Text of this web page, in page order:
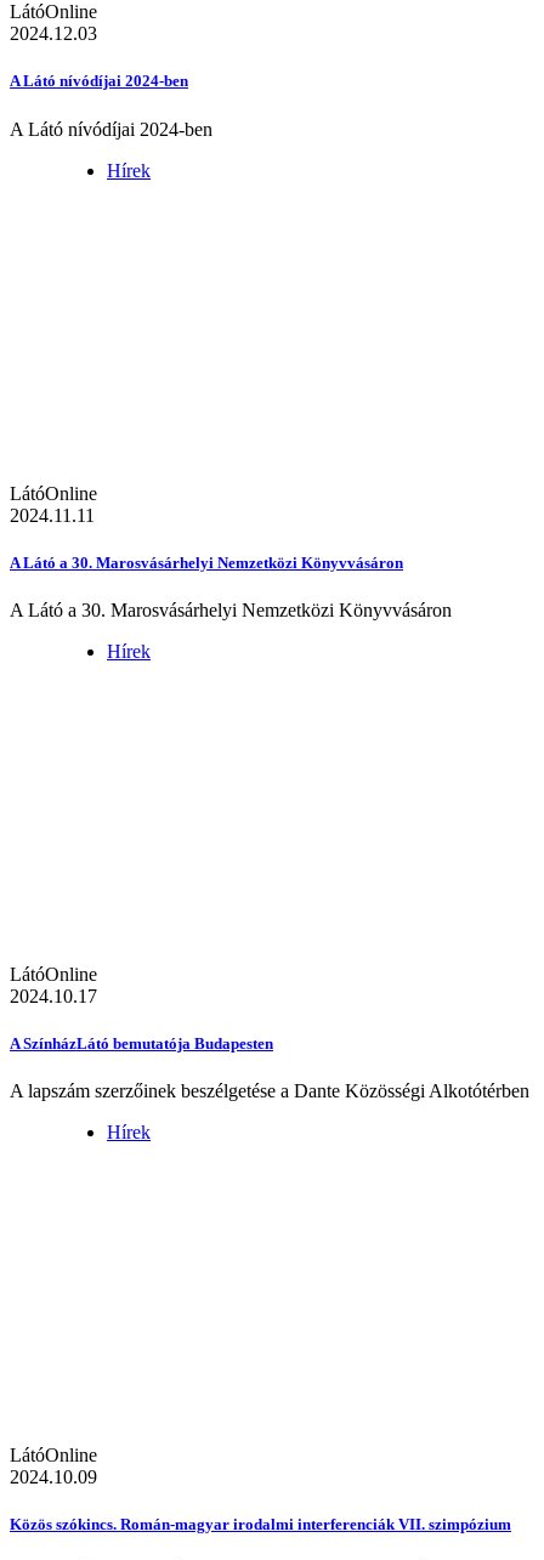
LátóOnline
2024.12.03
A Látó nívódíjai 2024-ben
A Látó nívódíjai 2024-ben
Hírek
LátóOnline
2024.11.11
A Látó a 30. Marosvásárhelyi Nemzetközi Könyvvásáron
A Látó a 30. Marosvásárhelyi Nemzetközi Könyvvásáron
Hírek
LátóOnline
2024.10.17
A SzínházLátó bemutatója Budapesten
A lapszám szerzőinek beszélgetése a Dante Közösségi Alkotótérben
Hírek
LátóOnline
2024.10.09
Közös szókincs. Román-magyar irodalmi interferenciák VII. szimpózium